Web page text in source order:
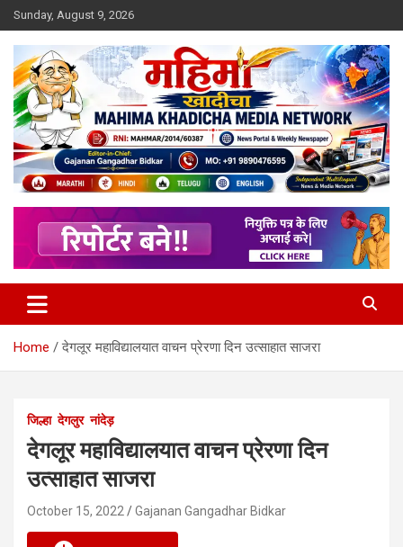
Skip
to
content
Sunday, August 9, 2026
Mahimakhadicha
Home देगलूर महाविद्यालयात वाचन प्रेरणा दिन उत्साहात साजरा
जिल्हा देगलुर नांदेड़
देगलूर महाविद्यालयात वाचन प्रेरणा दिन
उत्साहात साजरा
October 15, 2022 Gajanan Gangadhar Bidkar